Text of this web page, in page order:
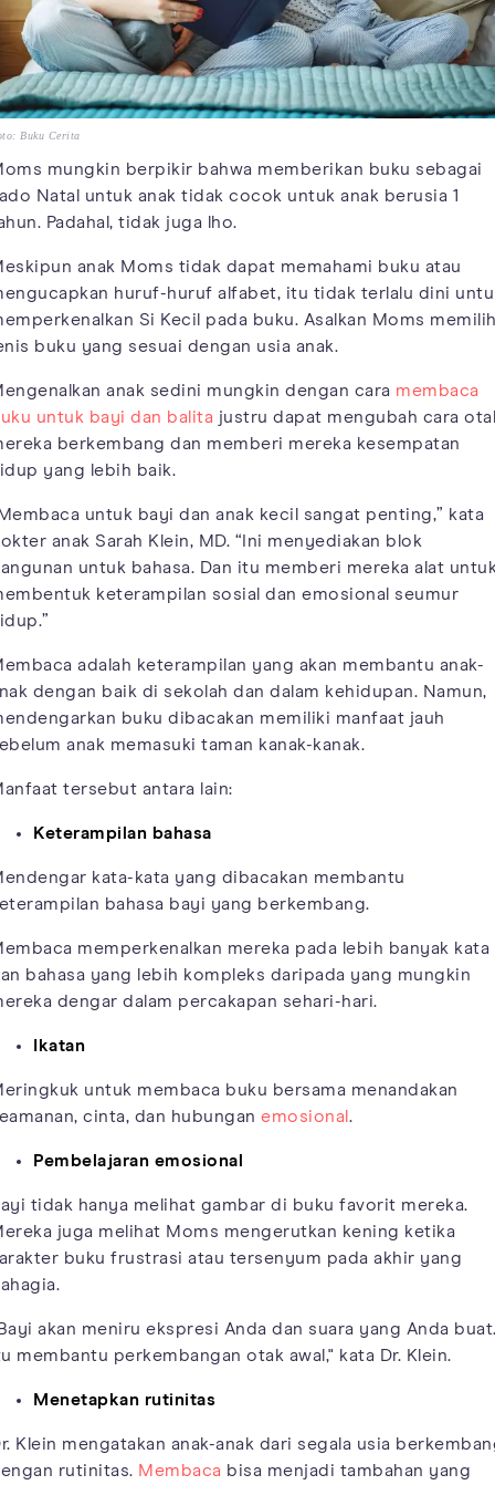
Buku Cerita
mungkin berpikir bahwa memberikan buku sebagai
Natal untuk anak tidak cocok untuk anak berusia 1
Padahal, tidak juga lho.
anak Moms tidak dapat memahami buku atau
huruf-huruf alfabet, itu tidak terlalu dini
Si Kecil pada buku. Asalkan Moms
buku yang sesuai dengan usia anak.
anak sedini mungkin dengan cara membaca
untuk bayi dan balita justru dapat mengubah cara
berkembang dan memberi mereka kesempatan
yang lebih baik.
untuk bayi dan anak kecil sangat penting,” kata
anak Sarah Klein, MD. “Ini menyediakan blok
untuk bahasa. Dan itu memberi mereka alat
keterampilan sosial dan emosional seumur
adalah keterampilan yang akan membantu anak-
dengan baik di sekolah dan dalam kehidupan. Namun,
buku dibacakan memiliki manfaat jauh
anak memasuki taman kanak-kanak.
tersebut antara lain:
Keterampilan bahasa
kata-kata yang dibacakan membantu
bahasa bayi yang berkembang.
memperkenalkan mereka pada lebih banyak kata
bahasa yang lebih kompleks daripada yang mungkin
dengar dalam percakapan sehari-hari.
Ikatan
untuk membaca buku bersama menandakan
cinta, dan hubungan emosional .
Pembelajaran emosional
tidak hanya melihat gambar di buku favorit mereka.
juga melihat Moms mengerutkan kening ketika
buku frustrasi atau tersenyum pada akhir yang
akan meniru ekspresi Anda dan suara yang Anda
membantu perkembangan otak awal," kata Dr. Klein.
Menetapkan rutinitas
Klein mengatakan anak-anak dari segala usia
rutinitas. Membaca bisa menjadi tambahan yang